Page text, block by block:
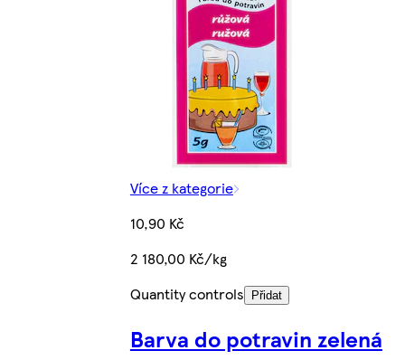
Více z kategorie
10,90 Kč
2 180,00 Kč/kg
Quantity controls
Přidat
Barva do potravin zelená